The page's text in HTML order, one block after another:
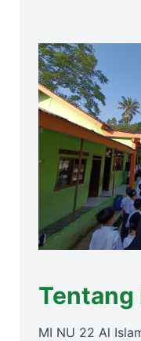
Tentang
MI NU 22 Al